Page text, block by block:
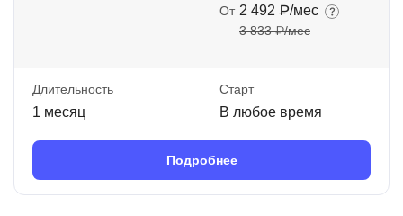
От 2 492 ₽/мес
3 833 ₽/мес
Длительность
1 месяц
Старт
В любое время
Подробнее